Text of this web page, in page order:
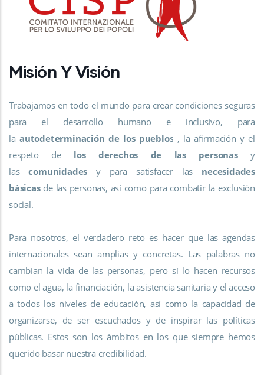
Misión Y Visión
Trabajamos en todo el mundo para crear condiciones seguras
para el desarrollo humano e inclusivo, para
la autodeterminación de los pueblos , la afirmación y el
respeto de los derechos de las personasy
lascomunidades y para satisfacer las necesidades
básicasde las personas, así como para combatir la exclusión
social.
Para nosotros, el verdadero reto es hacer que las agendas
internacionales sean amplias y concretas. Las palabras no
cambian la vida de las personas, pero sí lo hacen recursos
como el agua, la financiación, la asistencia sanitaria y el acceso
a todos los niveles de educación, así como la capacidad de
organizarse, de ser escuchados y de inspirar las políticas
públicas. Estos son los ámbitos en los que siempre hemos
querido basar nuestra credibilidad.